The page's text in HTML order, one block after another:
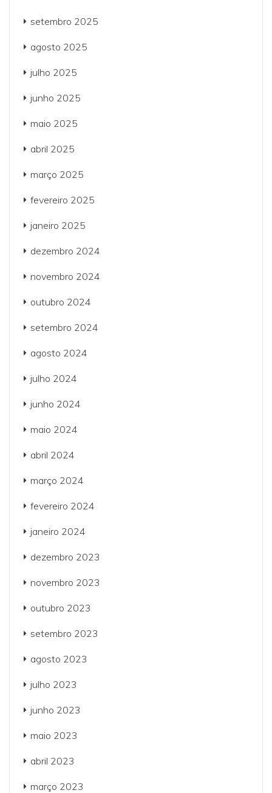
setembro 2025
agosto 2025
julho 2025
junho 2025
maio 2025
abril 2025
março 2025
fevereiro 2025
janeiro 2025
dezembro 2024
novembro 2024
outubro 2024
setembro 2024
agosto 2024
julho 2024
junho 2024
maio 2024
abril 2024
março 2024
fevereiro 2024
janeiro 2024
dezembro 2023
novembro 2023
outubro 2023
setembro 2023
agosto 2023
julho 2023
junho 2023
maio 2023
abril 2023
março 2023